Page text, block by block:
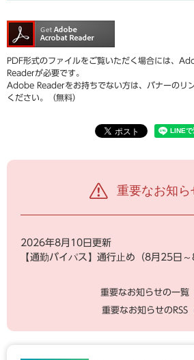
PDF形式のファイルをご覧いただく場合には、
Readerが必要です。
Adobe Readerをお持ちでない方は、バナーのリ
ください。（無料）
重要なお知ら
2026年8月10日更新
【通勤バイパス】通行止め（8月25日～
重要なお知らせの一覧
重要なお知らせのRSS